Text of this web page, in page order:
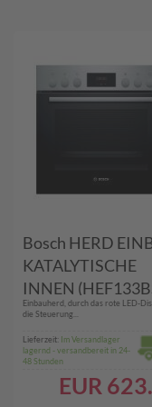
Bosch HERD
KATALYTISCHE
INNEN
ED)
Einbauherd, durch das rote LED-
die Steuerung...
Lieferzeit: Im Versandlager
lagernd - versandbereit in 24-
48 Stunden
EUR